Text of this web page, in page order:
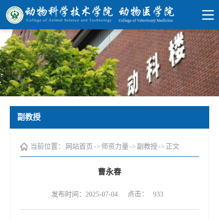
副教授
当前位置： 网站首页 -> 师资力量-> 副教授-> 正文
曹永春
发布时间：2025-07-04 点击： 933